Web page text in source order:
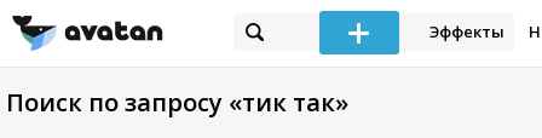
Эффекты
Поиск по запросу «тик так»